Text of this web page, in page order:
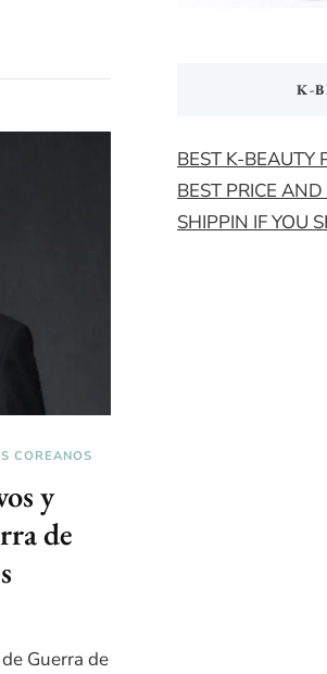
COREANOS
y
de
Guerra de
K-
BEST K-BEAUTY
BEST PRICE
SHIPPIN IF YOU